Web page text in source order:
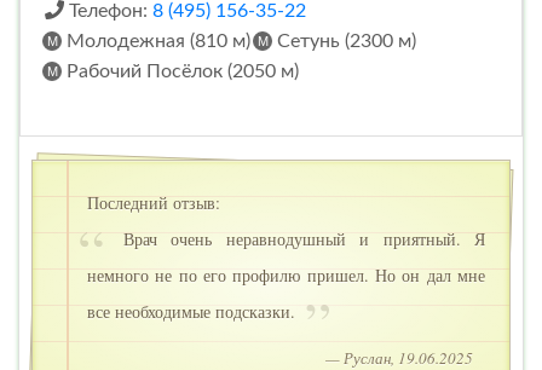
Телефон: 8 (495) 156-35-22
Молодежная (810 м)
Сетунь (2300 м)
Рабочий Посёлок (2050 м)
Последний отзыв:
Врач очень неравнодушный и приятный. Я
немного не по его профилю пришел. Но он дал мне
все необходимые подсказки.
— Руслан, 19.06.2025